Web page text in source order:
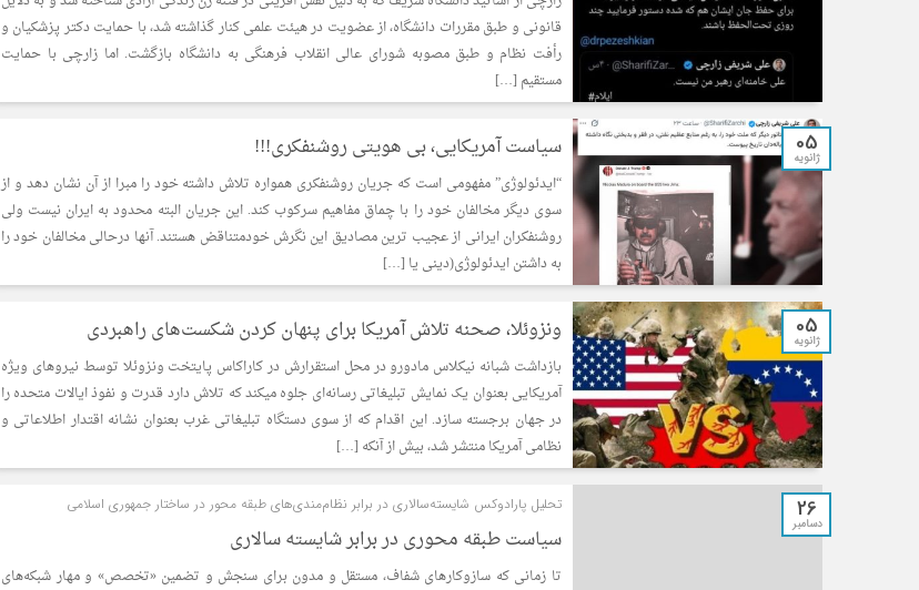
قانونی و طبق مقررات دانشگاه، از عضویت در هیئت علمی کنار گذاشته شد، با حمایت دکتر پزشکیان و
رأفت نظام و طبق مصوبه شورای عالی انقلاب فرهنگی به دانشگاه بازگشت. اما زارچی با حمایت
مستقیم […]
05
ژانویه سیاست آمریکایی، بی هویتی روشنفکری!!!
“ایدئولوژی” مفهومی است که جریان روشنفکری همواره تلاش داشته خود را مبرا از آن نشان دهد و از
سوی دیگر مخالفان خود را با چماق مفاهیم سرکوب کند. این جریان البته محدود به ایران نیست ولی
روشنفکران ایرانی از عجیب ترین مصادیق این نگرش خودمتناقض هستند. آنها درحالی مخالفان خود را
به داشتن ایدئولوژی(دینی یا […]
05
ژانویه ونزوئلا، صحنه تلاش آمریکا برای پنهان کردن شکست‌های راهبردی
بازداشت شبانه نیکلاس مادورو در محل استقرارش در کاراکاس پایتخت ونزوئلا توسط نیروهای ویژه
آمریکایی بعنوان یک نمایش تبلیغاتی رسانه‌ای جلوه میکند که تلاش دارد قدرت و نفوذ ایالات متحده را
در جهان برجسته سازد. این اقدام که از سوی دستگاه تبلیغاتی غرب بعنوان نشانه اقتدار اطلاعاتی و
نظامی آمریکا منتشر شد، بیش از آنکه […]
26
دسامبر
تحلیل پارادوکس شایسته‌سالاری در برابر نظام‌مندی‌های طبقه محور در ساختار جمهوری اسلامی
سیاست طبقه محوری در برابر شایسته سالاری
تا زمانی که سازوکارهای شفاف، مستقل و مدون برای سنجش و تضمین «تخصص» و مهار شبکه‌های